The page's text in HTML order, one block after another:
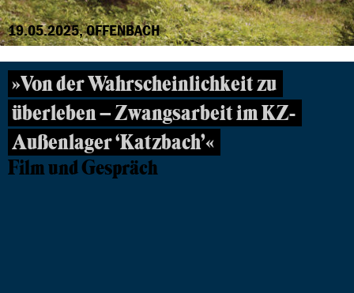
19.05.2025, OFFENBACH
»Von der Wahrscheinlichkeit zu
überleben – Zwangsarbeit im KZ-
Außenlager ‘Katzbach’«
Film und Gespräch